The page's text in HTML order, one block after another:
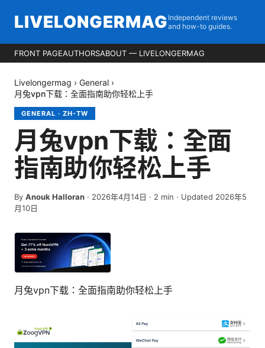
LIVELONGERMAG Independent reviews
and how-to guides.
FRONT PAGEAUTHORSABOUT — LIVELONGERMAG
Livelongermag › General ›
月兔vpn下载：全面指南助你轻松上手
GENERAL · ZH-TW
月兔vpn下载：全面
指南助你轻松上手
By Anouk Halloran · 2026年4月14日 · 2 min · Updated 2026年5
月10日
月兔vpn下载：全面指南助你轻松上手